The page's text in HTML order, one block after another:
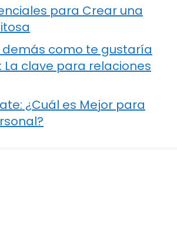
para Crear una
demás como te gustaría
clave para relaciones
¿Cuál es Mejor para